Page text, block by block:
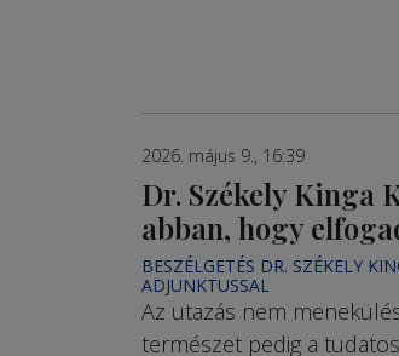
2026. május 9., 16:39
Dr. Székely Kinga
abban, hogy
BESZÉLGETÉS DR. SZÉKELY
ADJUNKTUSSAL
Az utazás nem
természet pedig a